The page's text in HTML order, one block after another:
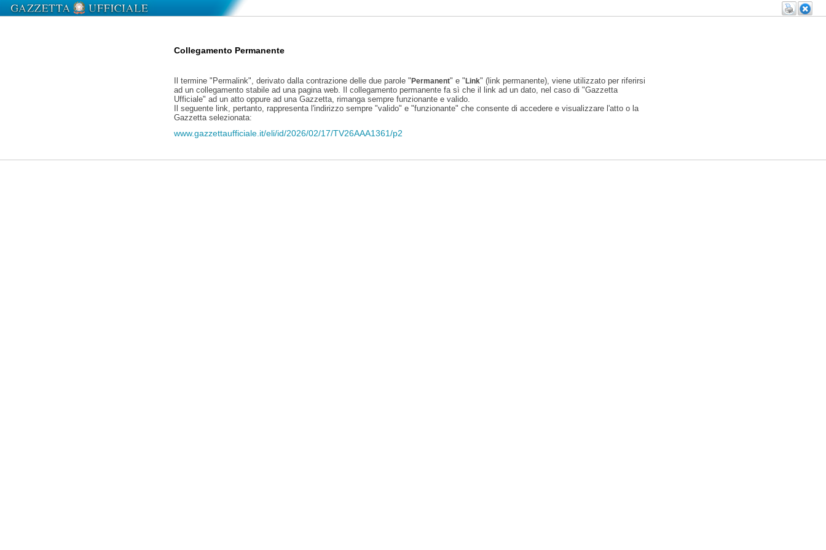
Collegamento Permanente
Il termine "Permalink", derivato dalla contrazione delle due parole "Permanent" e "Link" (link permanente), viene utilizzato per riferirsi
ad un collegamento stabile ad una pagina web. Il collegamento permanente fa sì che il link ad un dato, nel caso di "Gazzetta
Ufficiale" ad un atto oppure ad una Gazzetta, rimanga sempre funzionante e valido.
Il seguente link, pertanto, rappresenta l'indirizzo sempre "valido" e "funzionante" che consente di accedere e visualizzare l'atto o la
Gazzetta selezionata:
www.gazzettaufficiale.it/eli/id/2026/02/17/TV26AAA1361/p2